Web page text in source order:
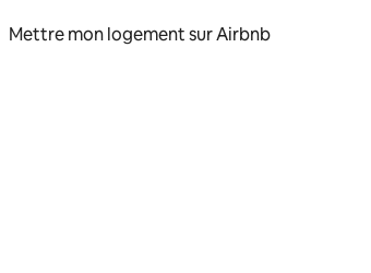
Mettre mon logement sur Airbnb